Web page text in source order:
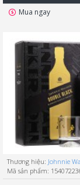
Mua ngay
Thương hiệu: Johnnie
Mã sản phẩm: